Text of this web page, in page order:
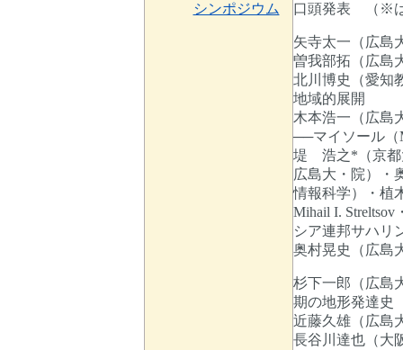
シンポジウム 口頭発表 （※
矢寺太一（広島
曽我部拓（広島
北川博史（愛知
地域的展開
木本浩一（広島
──マイソール（
堤 浩之*（京都
広島大・院）・
情報科学）・植
Mihail I. Streltsov
シア連邦サハリ
奥村晃史（広島
杉下一郎（広島
期の地形発達史
近藤久雄（広島
長谷川達也（大